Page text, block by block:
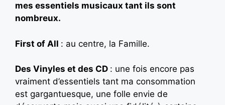
mes essentiels musicaux tant ils sont
nombreux.
First of All : au centre, la Famille.
Des Vinyles et des CD : une fois encore pas
vraiment d’essentiels tant ma consommation
est gargantuesque, une folle envie de